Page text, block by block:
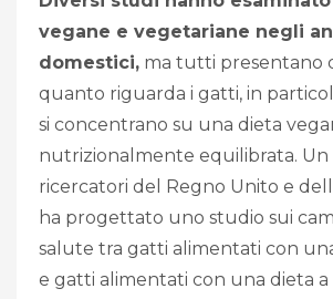
vegane e vegetariane negli
domestici, ma tutti presentano
quanto riguarda i gatti, in
si concentrano su una dieta
nutrizionalmente equilibrata.
ricercatori del Regno Unito e
ha progettato uno studio sui
salute tra gatti alimentati con
e gatti alimentati con una dieta a